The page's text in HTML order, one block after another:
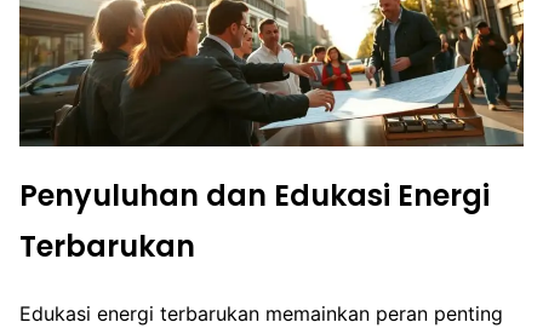
Penyuluhan dan Edukasi Energi
Terbarukan
Edukasi energi terbarukan memainkan peran penting